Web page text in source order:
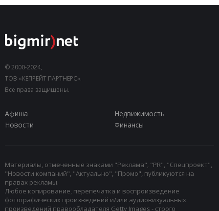
© 2000-2024,
ТОВ «КЕПРЕЙТ ПАРТНЕРС».
Все права защищены.
Афиша
Недвижимость
Новости
Финансы
Материалы, отмеченные знаками "Реклама", "PR", "Спецпроект",
"Новости компаний", "Актуально", "Промо", публикуются на
правах рекламы.
Любое копирование, перепечатка и воспроизведение
фотографических произведений и/или аудиовизуальных
произведений правообладателя Getty Images - строго